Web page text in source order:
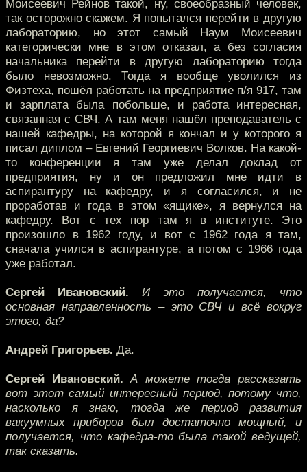
Моисеевич Рейнов такой, ну, своеобразный человек,
так осторожно скажем. Я попытался перейти в другую
лабораторию, но этот самый Наум Моисеевич
категорически мне в этом отказал, а без согласия
начальника перейти в другую лабораторию тогда
было невозможно. Тогда я вообще уволился из
Физтеха, пошёл работать на предприятие п/я 917, там
и зарплата была побольше, и работа интересная,
связанная с СВЧ. А там меня нашёл преподаватель с
нашей кафедры, на которой я кончал и у которого я
писал диплом – Евгений Георгиевич Волков. На какой-
то конференции я там уже делал доклад от
предприятия, ну и он предложил мне идти в
аспирантуру на кафедру, и я согласился, и не
проработав и года в этом «ящике», я вернулся на
кафедру. Вот с тех пор там я в институте. Это
произошло в 1962 году, и вот с 1962 года я там,
сначала учился в аспирантуре, а потом с 1966 года
уже работал.
Сергей Ивановский. И это получается, что
основная направленность – это СВЧ и всё вокруг
этого, да?
Андрей Григорьев. Да.
Сергей Ивановский. А можете тогда рассказать
вот этот самый интересный период, потому что,
насколько я знаю, тогда же период развития
вакуумных приборов был достаточно мощный, и
получается, что кафедра-то была такой ведущей,
так сказать.